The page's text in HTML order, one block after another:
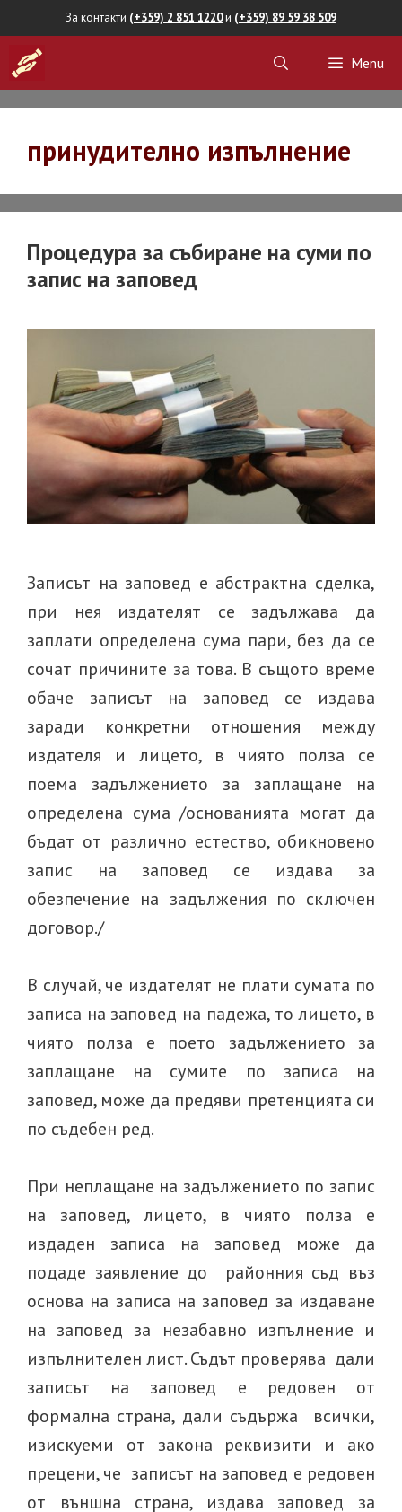
to
content
За контакти (+359) 2 851 1220и (+359) 89 59 38 509
Menu
принудително изпълнение
Процедура за събиране на суми по
запис на заповед
Записът на заповед е абстрактна сделка,
при нея издателят се задължава да
заплати определена сума пари, без да се
сочат причините за това. В същото време
обаче записът на заповед се издава
заради конкретни отношения между
издателя и лицето, в чиято полза се
поема задължението за заплащане на
определена сума /основанията могат да
бъдат от различно естество, обикновено
запис на заповед се издава за
обезпечение на задължения по сключен
договор./
В случай, че издателят не плати сумата по
записа на заповед на падежа, то лицето, в
чиято полза е поето задължението за
заплащане на сумите по записа на
заповед, може да предяви претенцията си
по съдебен ред.
При неплащане на задължението по запис
на заповед, лицето, в чиято полза е
издаден записа на заповед може да
подаде заявление до районния съд въз
основа на записа на заповед за издаване
на заповед за незабавно изпълнение и
изпълнителен лист. Съдът проверява дали
записът на заповед е редовен от
формална страна, дали съдържа всички,
изискуеми от закона реквизити и ако
прецени, че записът на заповед е редовен
от външна страна, издава заповед за